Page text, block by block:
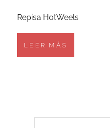
Repisa HotWeels
LEER MÁS